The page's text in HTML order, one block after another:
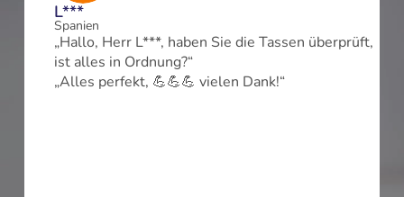
L***
Spanien
„Hallo, Herr L***, haben Sie die Tassen überprüft,
ist alles in Ordnung?“
„Alles perfekt, 💪💪💪 vielen Dank!“